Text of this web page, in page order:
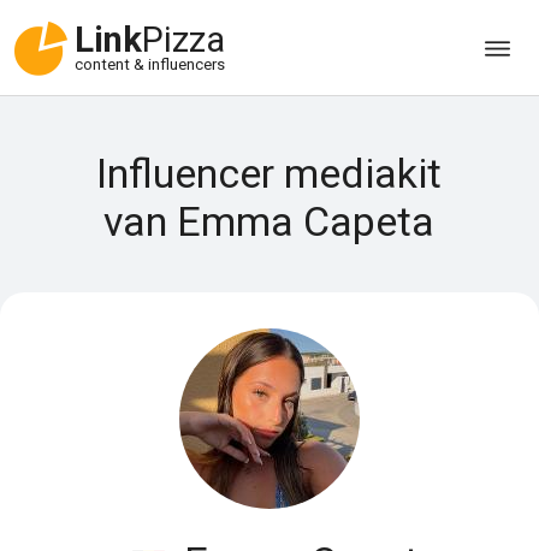
LinkPizza
content & influencers
Influencer mediakit
van Emma Capeta